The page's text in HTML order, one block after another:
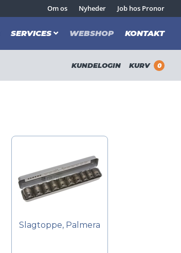
Om os Nyheder Job hos Pronor
SERVICES WEBSHOP KONTAKT
KUNDELOGIN KURV 0
Slagtoppe, Palmera